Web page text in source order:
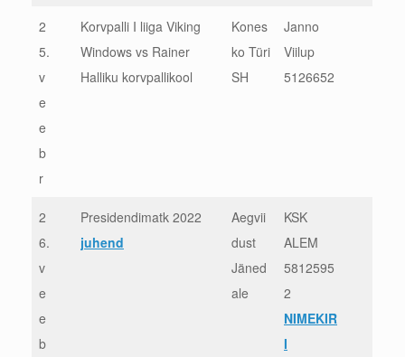
2
5.
v
e
e
b
r
Korvpalli I liiga Viking
Windows vs Rainer
Halliku korvpallikool
Kones
ko Türi
SH
Janno
Viilup
5126652
2
6.
v
e
e
b
Presidendimatk 2022
juhend
Aegvii
dust
Jäned
ale
KSK
ALEM
5812595
2
NIMEKIR
I